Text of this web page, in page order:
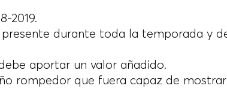
2019.
durante toda la temporada y
aportar un valor añadido.
rompedor que fuera capaz de